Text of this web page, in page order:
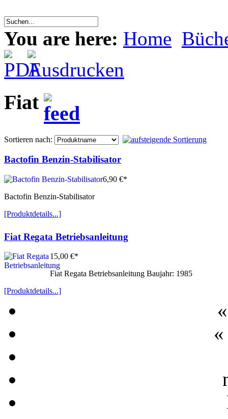
You are here: Home
Fiat
Sortieren nach:
Bactofin Benzin-Stabilisator
6,90 €*
Bactofin Benzin-Stabilisator
[Produktdetails...]
Fiat Regata Betriebsanleitung
15,00 €*
Fiat Regata Betriebsanleitung Baujahr: 1985
[Produktdetails...]